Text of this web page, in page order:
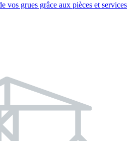
vos grues grâce aux pièces et services